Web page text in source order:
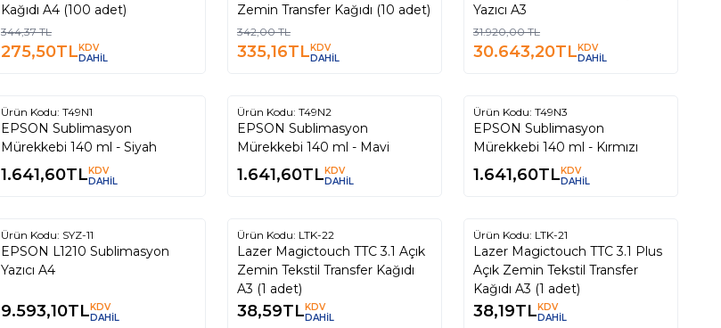
Kağıdı A4 (100 adet)
344,37TL
275,50TLKDV
DAHİL
Zemin Transfer Kağıdı (10 adet)
342,00TL
335,16TLKDV
DAHİL
Yazıcı A3
31.920,00TL
30.643,20TLKDV
DAHİL
Ürün Kodu: T49N1
EPSON Sublimasyon
Mürekkebi 140 ml - Siyah
1.641,60TLKDV
DAHİL
Ürün Kodu: T49N2
EPSON Sublimasyon
Mürekkebi 140 ml - Mavi
1.641,60TLKDV
DAHİL
Ürün Kodu: T49N3
EPSON Sublimasyon
Mürekkebi 140 ml - Kırmızı
1.641,60TLKDV
DAHİL
Ürün Kodu: SYZ-11
EPSON L1210 Sublimasyon
Yazıcı A4
9.593,10TLKDV
DAHİL
Ürün Kodu: LTK-22
Lazer Magictouch TTC 3.1 Açık
Zemin Tekstil Transfer Kağıdı
A3 (1 adet)
38,59TLKDV
DAHİL
Ürün Kodu: LTK-21
Lazer Magictouch TTC 3.1 Plus
Açık Zemin Tekstil Transfer
Kağıdı A3 (1 adet)
38,19TLKDV
DAHİL